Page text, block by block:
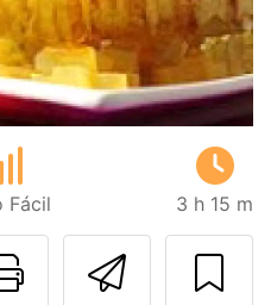
Fácil 3 h 15 m
Imprima
com o autor